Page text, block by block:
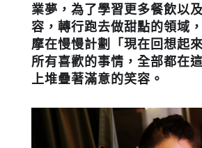
業夢，為了學習更多餐飲以
容，轉行跑去做甜點的領域
摩在慢慢計劃「現在回想起
所有喜歡的事情，全部都在
上堆疊著滿意的笑容。